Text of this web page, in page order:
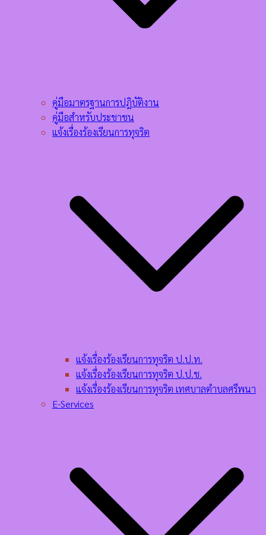
คู่มือมาตรฐานการปฎิบัติงาน
คู่มือสำหรับประชาชน
แจ้งเรื่องร้องเรียนการทุจริต
แจ้งเรื่องร้องเรียนการทุจริต ป.ป.ท.
แจ้งเรื่องร้องเรียนการทุจริต ป.ป.ช.
แจ้งเรื่องร้องเรียนการทุจริต เทศบาลตำบลศรีพนา
E-Services